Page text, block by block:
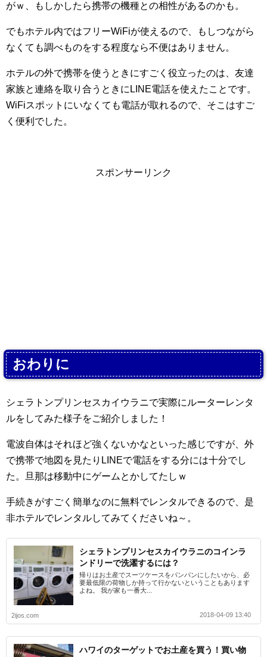
がｗ、もしかしたら携帯の機種との相性があるのかも。
でもホテル内ではフリーWiFiが使えるので、もしつながら
なくても調べものをする程度なら不便はありません。
ホテルの外で携帯を使うときにすごく役立ったのは、友達
家族と連絡を取り合うときにLINE電話を使えたことです。
WiFiスポットにいなくても電話が取れるので、そこはすご
く便利でした。
スポンサーリンク
おわりに
シェラトンプリンセスカイウラニで実際にルーターレンタ
ルをしてみた様子をご紹介しました！
電波自体はそれほど強くないかなといった感じですが、外
で携帯で地図を見たりLINEで電話をする分には十分でし
た。旦那は移動中にゲームとかしてたしｗ
手続きがすごく簡単なのに無料でレンタルできるので、是
非ホテルでレンタルしてみてくださいね～。
シェラトンプリンセスカイウラニのコインラ
ンドリーで洗濯するには？
帰りはお土産でスーツケースをパンパンにしたいから、必
要最低限の荷物しか持って行かないということもあります
よね。 我が家も一番大...
2ijos.com 2018-04-09 13:40
ハワイのターゲットでお土産を買う！買い物